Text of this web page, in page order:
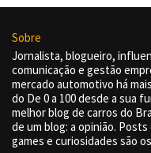
Sobre
Jornalista, blogueiro,
comunicação e gestão
mercado automotivo há
do De 0 a 100 desde a sua
melhor blog de carros do
de um blog: a opinião.
games e curiosidades são